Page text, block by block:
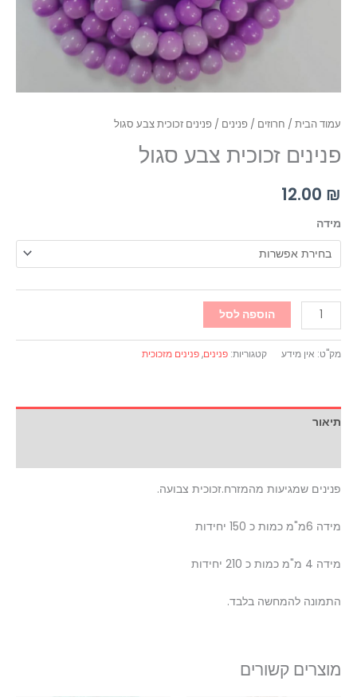
עמוד הבית / חרוזים / פנינים / פנינים זכוכית צבע סגול
פנינים זכוכית צבע סגול
12.00 ₪
מידה
הוספה לסל
מק"ט: אין מידע קטגוריות: פנינים,פנינים מזכוכית
תיאור
פנינים שמגיעות מהמזרח.זכוכית צבועה.
מידה 6מ"מ כמות כ 150 יחידות
מידה 4 מ"מ כמות כ 210 יחידות
התמונה להמחשה בלבד.
מוצרים קשורים